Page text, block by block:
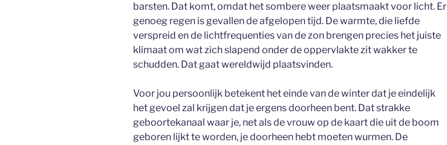
barsten. Dat komt, omdat het sombere weer plaatsmaakt voor licht. Er
genoeg regen is gevallen de afgelopen tijd. De warmte, die liefde
verspreid en de lichtfrequenties van de zon brengen precies het juiste
klimaat om wat zich slapend onder de oppervlakte zit wakker te
schudden. Dat gaat wereldwijd plaatsvinden.
Voor jou persoonlijk betekent het einde van de winter dat je eindelijk
het gevoel zal krijgen dat je ergens doorheen bent. Dat strakke
geboortekanaal waar je, net als de vrouw op de kaart die uit de boom
geboren lijkt te worden, je doorheen hebt moeten wurmen. De